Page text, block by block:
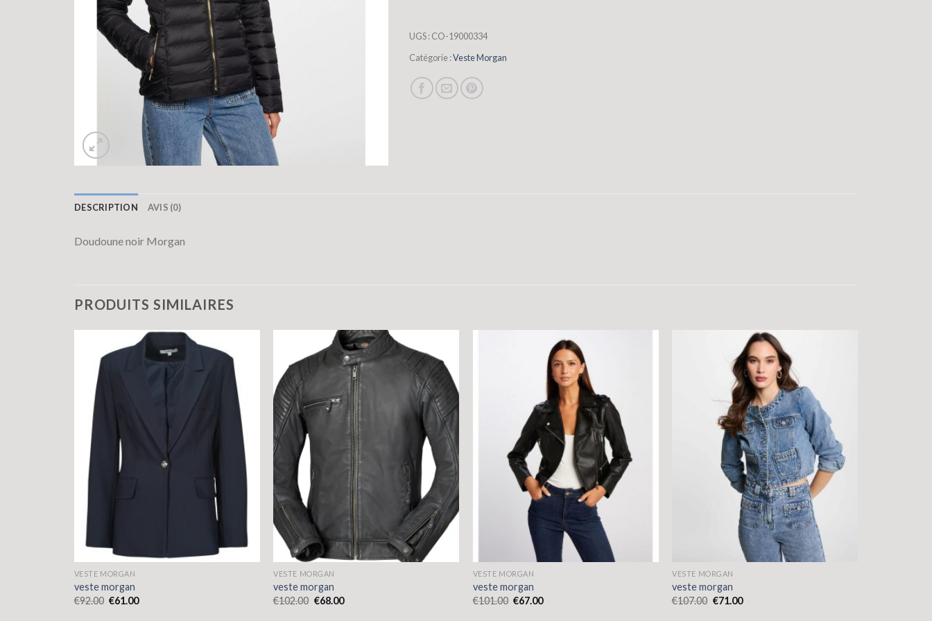
UGS :CO-19000334
Catégorie :Veste Morgan
DESCRIPTION AVIS (0)
Doudoune noir Morgan
PRODUITS SIMILAIRES
VESTE MORGAN
veste morgan
€92.00 €61.00
VESTE MORGAN
veste morgan
€102.00 €68.00
VESTE MORGAN
veste morgan
€101.00 €67.00
VESTE MORGAN
veste morgan
€107.00 €71.00